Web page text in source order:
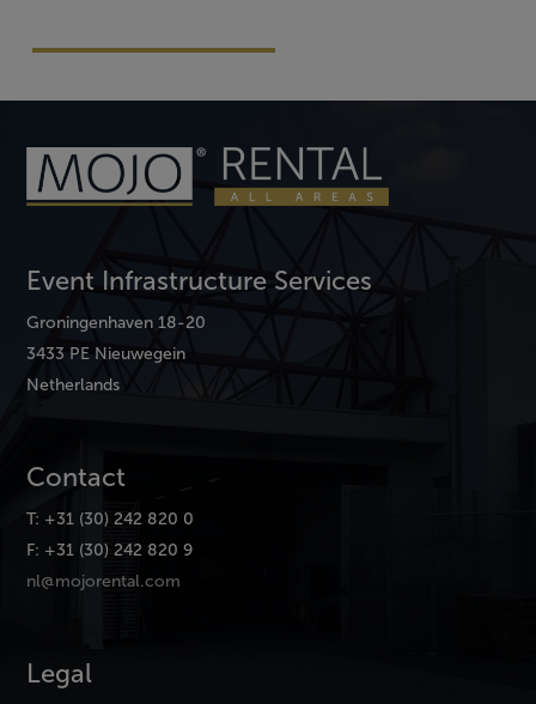
Event Infrastructure Services
Groningenhaven 18-20
3433 PE Nieuwegein
Netherlands
Contact
T: +31 (30) 242 820 0
F: +31 (30) 242 820 9
nl@mojorental.com
Legal